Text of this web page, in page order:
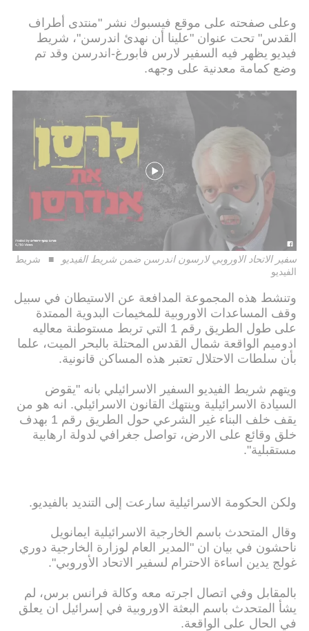
وعلى صفحته على موقع فيسبوك نشر "منتدى أطراف
القدس" تحت عنوان "علينا أن نهدئ اندرسن"، شريط
فيديو يظهر فيه السفير لارس فابورغ-اندرسن وقد تم
وضع كمامة معدنية على وجهه.
سفير الاتحاد الاوروبي لارسون اندرسن ضمن شريط الفيديو
شريط
الفيديو
وتنشط هذه المجموعة المدافعة عن الاستيطان في سبيل
وقف المساعدات الاوروبية للمخيمات البدوية الممتدة
على طول الطريق رقم 1 التي تربط مستوطنة معاليه
ادوميم الواقعة شمال القدس المحتلة بالبحر الميت، علما
بأن سلطات الاحتلال تعتبر هذه المساكن قانونية.
ويتهم شريط الفيديو السفير الاسرائيلي بانه "يقوض
السيادة الاسرائيلية وينتهك القانون الاسرائيلي. انه هو من
يقف خلف البناء غير الشرعي حول الطريق رقم 1 بهدف
خلق وقائع على الارض، تواصل جغرافي لدولة ارهابية
مستقبلية".
ولكن الحكومة الاسرائيلية سارعت إلى التنديد بالفيديو.
وقال المتحدث باسم الخارجية الاسرائيلية ايمانويل
ناحشون في بيان ان "المدير العام لوزارة الخارجية دوري
غولج يدين اساءة الاحترام لسفير الاتحاد الأوروبي".
بالمقابل وفي اتصال اجرته معه وكالة فرانس برس، لم
يشأ المتحدث باسم البعثة الاوروبية في إسرائيل ان يعلق
في الحال على الواقعة.